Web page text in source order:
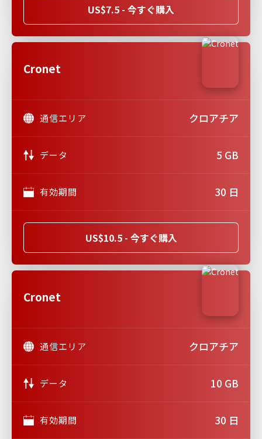
US$7.5 - 今すぐ購入
Cronet
通信エリア クロアチア
データ 5 GB
有効期間 30 日
US$10.5 - 今すぐ購入
Cronet
通信エリア クロアチア
データ 10 GB
有効期間 30 日